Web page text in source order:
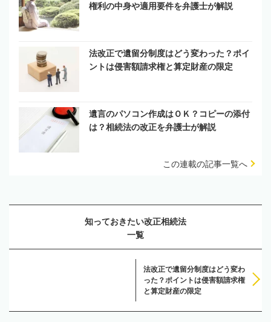
権利の中身や適用要件を弁護士が解説
法改正で遺留分制度はどう変わった？ポイ
ントは侵害額請求権と算定財産の限定
遺言のパソコン作成はＯＫ？コピーの添付
は？相続法の改正を弁護士が解説
この連載の記事一覧へ
知っておきたい改正相続法
一覧
法改正で遺留分制度はどう変わ
った？ポイントは侵害額請求権
と算定財産の限定